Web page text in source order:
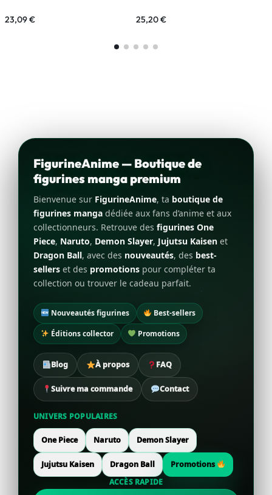
23,09€ 25,20€
FigurineAnime — Boutique de
figurines manga premium
Bienvenue sur FigurineAnime, ta boutique de
figurines manga dédiée aux fans d’anime et aux
collectionneurs. Retrouve des figurines One
Piece, Naruto, Demon Slayer, Jujutsu Kaisen et
Dragon Ball, avec des nouveautés, des best-
sellers et des promotions pour compléter ta
collection ou trouver le cadeau parfait.
Nouveautés figurines
Best-sellers
Éditions collector
Promotions
Blog À propos FAQ
Suivre ma commande Contact
UNIVERS POPULAIRES
One Piece Naruto Demon Slayer
Jujutsu Kaisen Dragon Ball
Promotions
ACCÈS RAPIDE